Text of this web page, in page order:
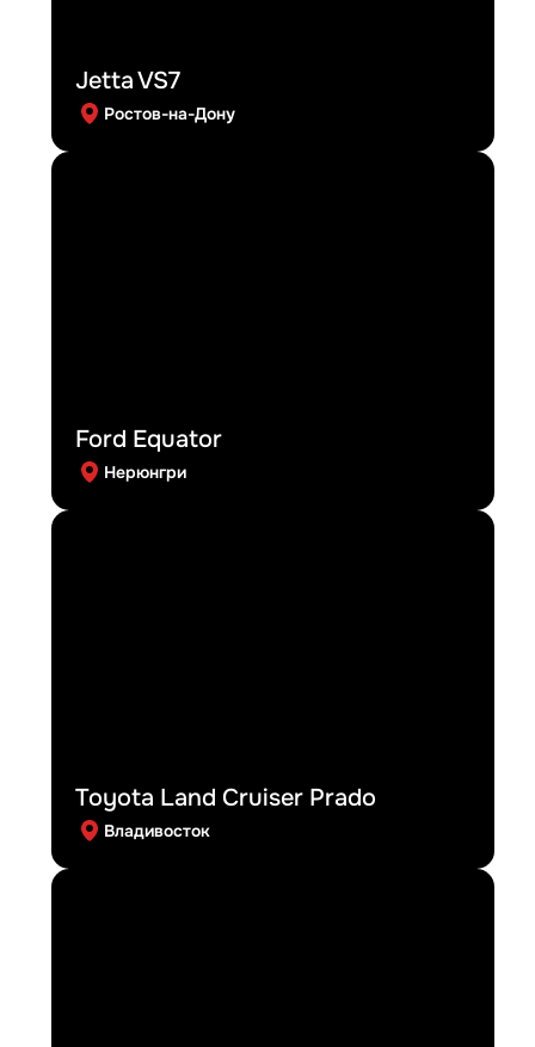
Jetta VS7
Ростов-на-Дону
Ford Equator
Нерюнгри
Toyota Land Cruiser Prado
Владивосток